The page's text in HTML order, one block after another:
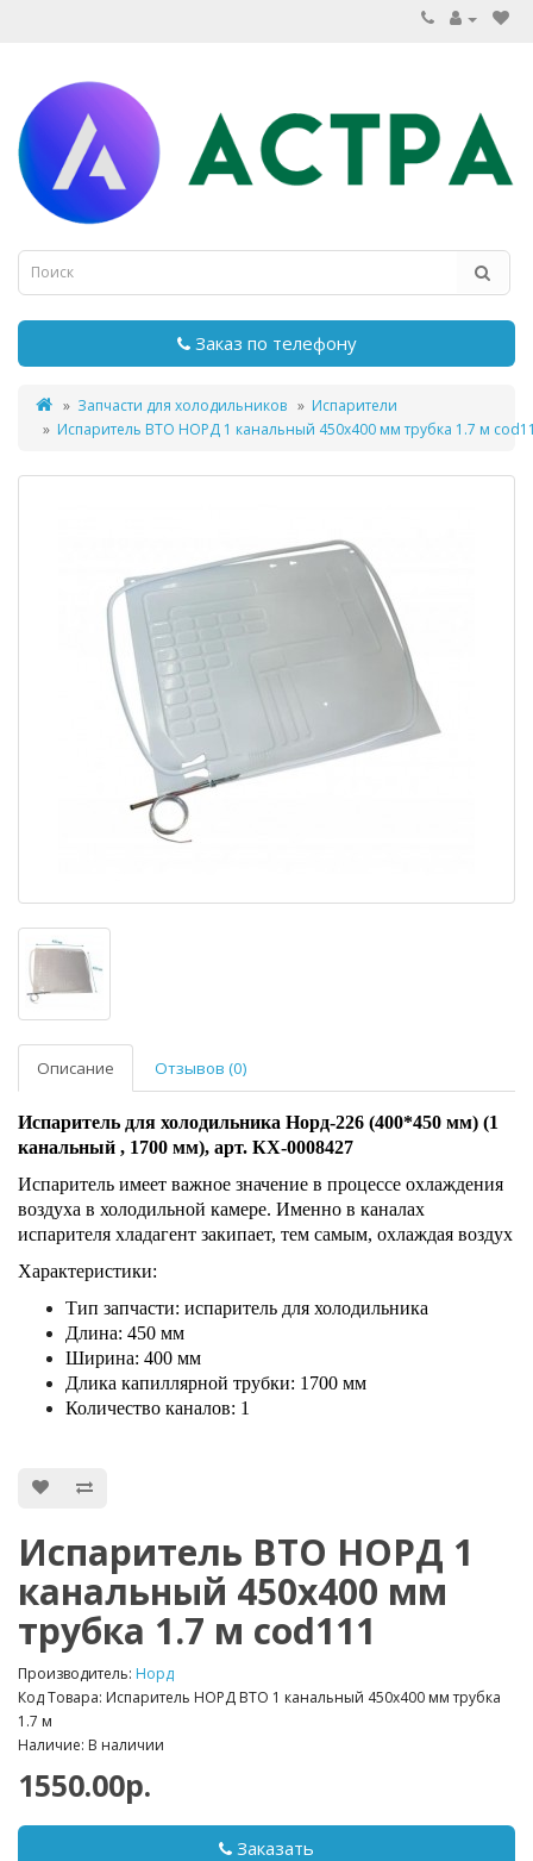
Заказ по телефону
Запчасти для холодильников
Испарители
Испаритель ВТО НОРД 1 канальный 450x400 мм трубка 1.7 м
Описание Отзывов (0)
Испаритель для холодильника Норд-226 (400*450 мм) (1
канальный , 1700 мм), арт. КХ-0008427
Испаритель имеет важное значение в процессе охлаждения
воздуха в холодильной камере. Именно в каналах
испарителя хладагент закипает, тем самым, охлаждая воздух
Характеристики:
Тип запчасти: испаритель для холодильника
Длина: 450 мм
Ширина: 400 мм
Длика капиллярной трубки: 1700 мм
Количество каналов: 1
Испаритель ВТО НОРД 1
канальный 450x400 мм
трубка 1.7 м cod111
Производитель: Норд
Код Товара: Испаритель НОРД ВТО 1 канальный 450х400 мм трубка
1.7 м
Наличие: В наличии
1550.00р.
Заказать